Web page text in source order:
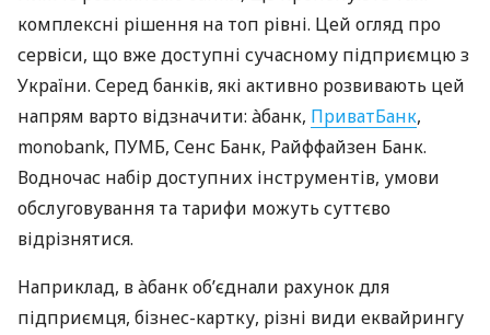
комплексні рішення на топ рівні. Цей огляд про
сервіси, що вже доступні сучасному підприємцю з
України. Серед банків, які активно розвивають цей
напрям варто відзначити: àбанк, ПриватБанк,
monobank, ПУМБ, Сенс Банк, Райффайзен Банк.
Водночас набір доступних інструментів, умови
обслуговування та тарифи можуть суттєво
відрізнятися.
Наприклад, в àбанк об’єднали рахунок для
підприємця, бізнес-картку, різні види еквайрингу